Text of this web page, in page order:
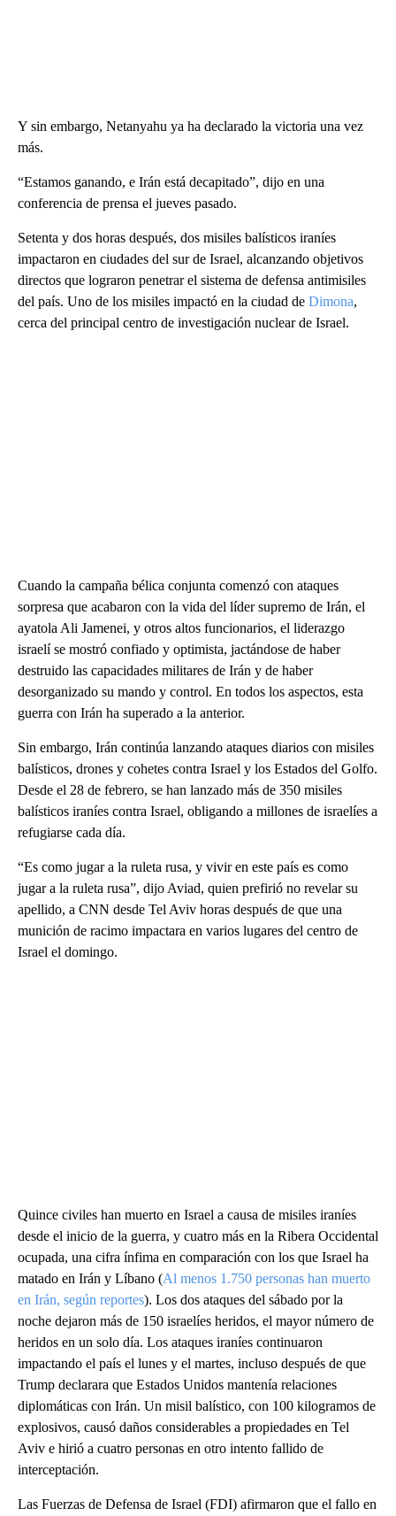
Y sin embargo, Netanyahu ya ha declarado la victoria una vez
más.
“Estamos ganando, e Irán está decapitado”, dijo en una
conferencia de prensa el jueves pasado.
Setenta y dos horas después, dos misiles balísticos iraníes
impactaron en ciudades del sur de Israel, alcanzando objetivos
directos que lograron penetrar el sistema de defensa antimisiles
del país. Uno de los misiles impactó en la ciudad de Dimona,
cerca del principal centro de investigación nuclear de Israel.
Cuando la campaña bélica conjunta comenzó con ataques
sorpresa que acabaron con la vida del líder supremo de Irán, el
ayatola Ali Jamenei, y otros altos funcionarios, el liderazgo
israelí se mostró confiado y optimista, jactándose de haber
destruido las capacidades militares de Irán y de haber
desorganizado su mando y control. En todos los aspectos, esta
guerra con Irán ha superado a la anterior.
Sin embargo, Irán continúa lanzando ataques diarios con misiles
balísticos, drones y cohetes contra Israel y los Estados del Golfo.
Desde el 28 de febrero, se han lanzado más de 350 misiles
balísticos iraníes contra Israel, obligando a millones de israelíes a
refugiarse cada día.
“Es como jugar a la ruleta rusa, y vivir en este país es como
jugar a la ruleta rusa”, dijo Aviad, quien prefirió no revelar su
apellido, a CNN desde Tel Aviv horas después de que una
munición de racimo impactara en varios lugares del centro de
Israel el domingo.
Quince civiles han muerto en Israel a causa de misiles iraníes
desde el inicio de la guerra, y cuatro más en la Ribera Occidental
ocupada, una cifra ínfima en comparación con los que Israel ha
matado en Irán y Líbano (Al menos 1.750 personas han muerto
en Irán, según reportes). Los dos ataques del sábado por la
noche dejaron más de 150 israelíes heridos, el mayor número de
heridos en un solo día. Los ataques iraníes continuaron
impactando el país el lunes y el martes, incluso después de que
Trump declarara que Estados Unidos mantenía relaciones
diplomáticas con Irán. Un misil balístico, con 100 kilogramos de
explosivos, causó daños considerables a propiedades en Tel
Aviv e hirió a cuatro personas en otro intento fallido de
interceptación.
Las Fuerzas de Defensa de Israel (FDI) afirmaron que el fallo en